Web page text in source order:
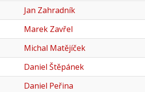
Jan Zahradník
Marek Zavřel
Michal Matějíček
Daniel Štěpánek
Daniel Peřina